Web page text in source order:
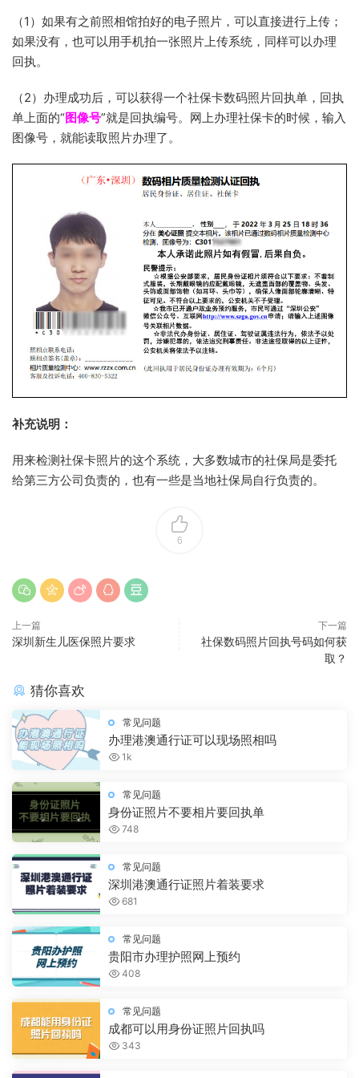
（1）如果有之前照相馆拍好的电子照片，可以直接进行上传；
如果没有，也可以用手机拍一张照片上传系统，同样可以办理
回执。
（2）办理成功后，可以获得一个社保卡数码照片回执单，回执
单上面的“图像号”就是回执编号。网上办理社保卡的时候，输入
图像号，就能读取照片办理了。
补充说明：
用来检测社保卡照片的这个系统，大多数城市的社保局是委托
给第三方公司负责的，也有一些是当地社保局自行负责的。
6
上一篇
深圳新生儿医保照片要求
下一篇
社保数码照片回执号码如何获
取？
猜你喜欢
常见问题
办理港澳通行证可以现场照相吗
1k
常见问题
身份证照片不要相片要回执单
748
常见问题
深圳港澳通行证照片着装要求
681
常见问题
贵阳市办理护照网上预约
408
常见问题
成都可以用身份证照片回执吗
343